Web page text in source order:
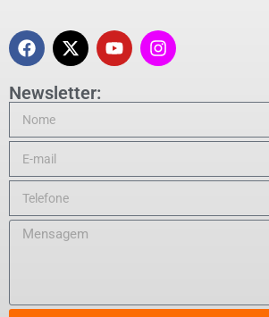
Newsletter: